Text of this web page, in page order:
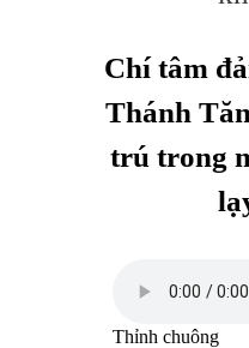
Chí tâm
Thánh
trú trong
Thỉnh chuông